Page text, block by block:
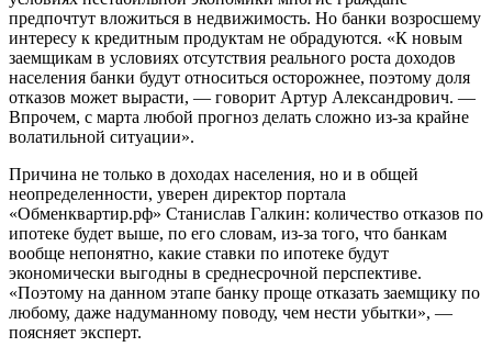
предпочтут вложиться в недвижимость. Но банки возросшему
интересу к кредитным продуктам не обрадуются. «К новым
заемщикам в условиях отсутствия реального роста доходов
населения банки будут относиться осторожнее, поэтому доля
отказов может вырасти, — говорит Артур Александрович. —
Впрочем, с марта любой прогноз делать сложно из-за крайне
волатильной ситуации».
Причина не только в доходах населения, но и в общей
неопределенности, уверен директор портала
«Обменквартир.рф» Станислав Галкин: количество отказов по
ипотеке будет выше, по его словам, из-за того, что банкам
вообще непонятно, какие ставки по ипотеке будут
экономически выгодны в среднесрочной перспективе.
«Поэтому на данном этапе банку проще отказать заемщику по
любому, даже надуманному поводу, чем нести убытки», —
поясняет эксперт.